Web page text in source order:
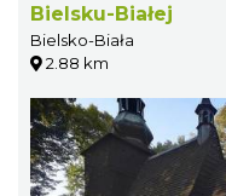
Bielsku-Białej
Bielsko-Biała
2.88 km